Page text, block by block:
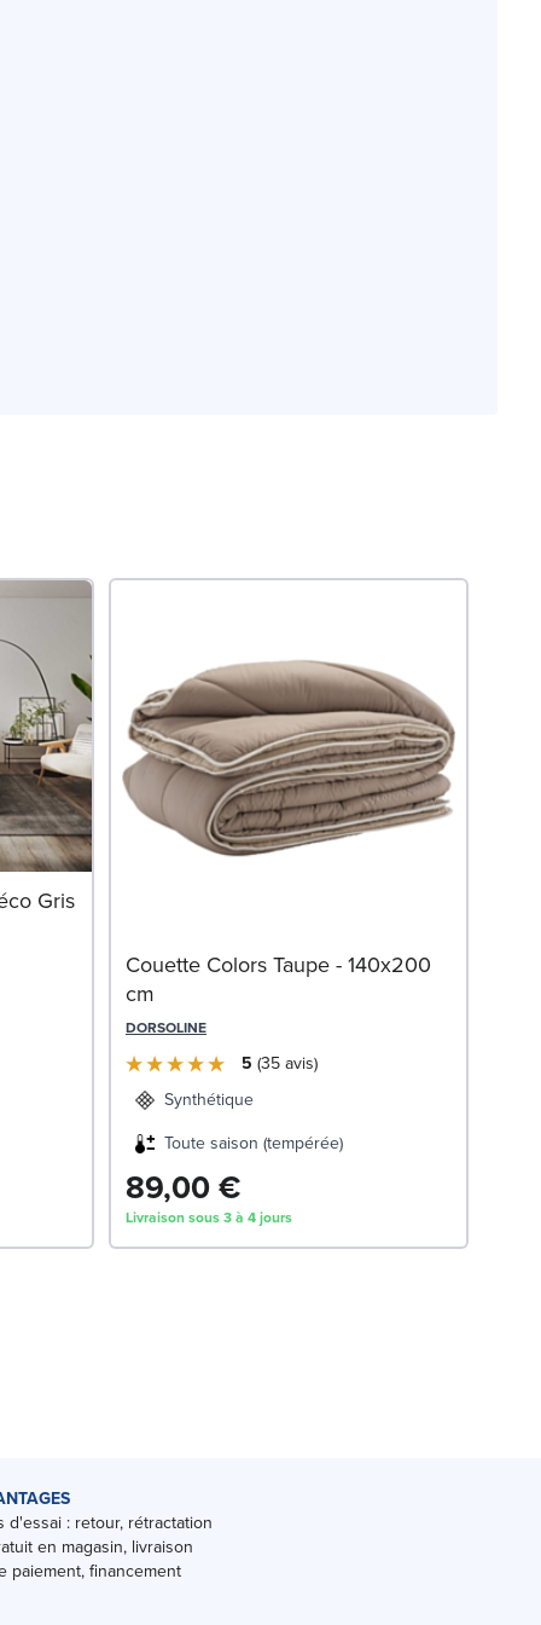
Gris
Couette Colors Taupe - 140x200
cm
DORSOLINE
5 35avis
Synthétique
Toute saison (tempérée)
89,00 €
Livraison sous 3 à 4 jours
d'essai : retour, rétractation
en magasin, livraison
paiement, financement